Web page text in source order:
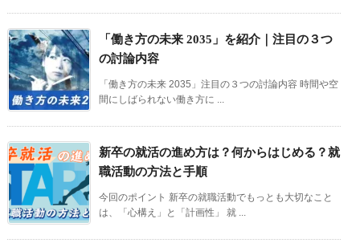
「働き方の未来 2035」を紹介｜注目の３つ
の討論内容
「働き方の未来 2035」注目の３つの討論内容 時間や空
間にしばられない働き方に ...
新卒の就活の進め方は？何からはじめる？就
職活動の方法と手順
今回のポイント 新卒の就職活動でもっとも大切なこと
は、「心構え」と「計画性」 就 ...